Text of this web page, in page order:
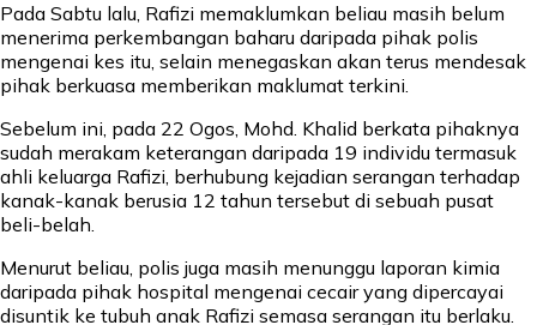
Pada Sabtu lalu, Rafizi memaklumkan beliau masih belum
menerima perkembangan baharu daripada pihak polis
mengenai kes itu, selain menegaskan akan terus mendesak
pihak berkuasa memberikan maklumat terkini.
Sebelum ini, pada 22 Ogos, Mohd. Khalid berkata pihaknya
sudah merakam keterangan daripada 19 individu termasuk
ahli keluarga Rafizi, berhubung kejadian serangan terhadap
kanak-kanak berusia 12 tahun tersebut di sebuah pusat
beli-belah.
Menurut beliau, polis juga masih menunggu laporan kimia
daripada pihak hospital mengenai cecair yang dipercayai
disuntik ke tubuh anak Rafizi semasa serangan itu berlaku.